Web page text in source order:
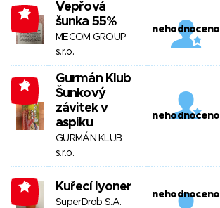
-7
Vepřová
šunka 55%
MECOM GROUP
s.r.o.
nehodnoceno
-8
Gurmán Klub
Šunkový
závitek v
aspiku
GURMÁN KLUB
s.r.o.
nehodnoceno
-8 Kuřecí lyoner
SuperDrob S.A.
nehodnoceno